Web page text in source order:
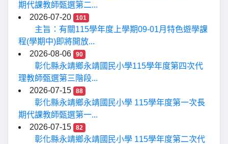
期代課教師甄選第二...
2026-07-20
101
主旨：有關115學年度上學期09-01月特色遊學課
程(學期中)即將開放...
2026-08-06
90
彰化縣永靖鄉永靖國民小學115學年度第四次代
理教師甄選第三階段...
2026-07-15
88
彰化縣永靖鄉永靖國民小學 115學年度第一次長
期代課教師甄選第一...
2026-07-15
82
彰化縣永靖鄉永靖國民小學 115學年度第二次代